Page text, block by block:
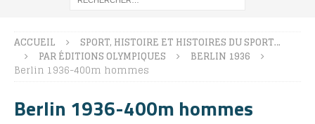
ACCUEIL
SPORT, HISTOIRE ET HISTOIRES DU SPORT…
PAR ÉDITIONS OLYMPIQUES
BERLIN 1936
Berlin 1936-400m hommes
Berlin 1936-400m hommes